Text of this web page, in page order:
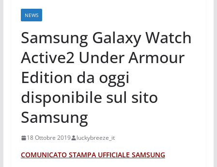
NEWS
Samsung Galaxy Watch
Active2 Under Armour
Edition da oggi
disponibile sul sito
Samsung
18 Ottobre 2019 luckybreeze_it
COMUNICATO STAMPA UFFICIALE SAMSUNG